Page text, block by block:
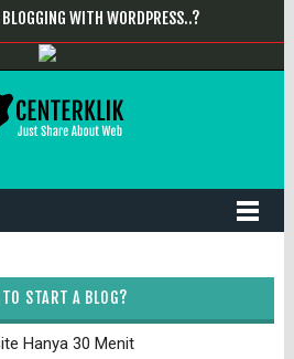
WITH WORDPRESS..?
TO START A BLOG?
Hanya 30 Menit